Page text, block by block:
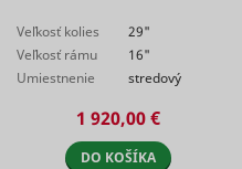
Veľkosť kolies
29"
Veľkosť rámu
16"
Umiestnenie
stredový
1 920,00 €
DO KOŠÍKA